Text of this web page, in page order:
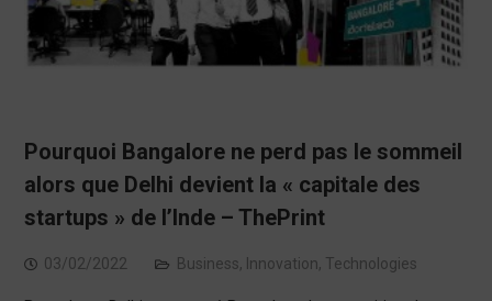
Pourquoi Bangalore ne perd pas le sommeil
alors que Delhi devient la « capitale des
startups » de l’Inde – ThePrint
03/02/2022 Business, Innovation, Technologies